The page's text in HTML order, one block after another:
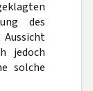
des
jedoch
solche